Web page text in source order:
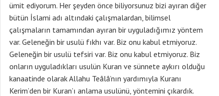
ümit ediyorum. Her şeyden önce biliyorsunuz bizi ayıran diğer
bütün İslami adı altındaki çalışmalardan, bilimsel
çalışmaların tamamından ayıran bir uyguladığımız yöntem
var. Geleneğin bir usulü fıkhı var. Biz onu kabul etmiyoruz.
Geleneğin bir usulü tefsiri var. Biz onu kabul etmiyoruz. Biz
onların uyguladıkları usulün Kuran ve sünnete aykırı olduğu
kanaatinde olarak Allahu Teâlâ’nın yardımıyla Kuranı
Kerim’den bir Kuran’ı anlama usulünü, yöntemini çıkardık.